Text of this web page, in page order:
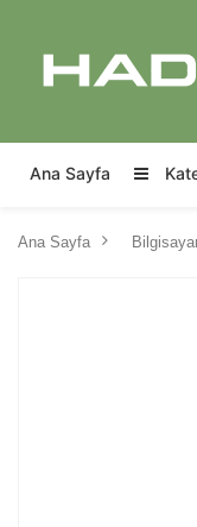
Ana Sayfa
Ana Sayfa